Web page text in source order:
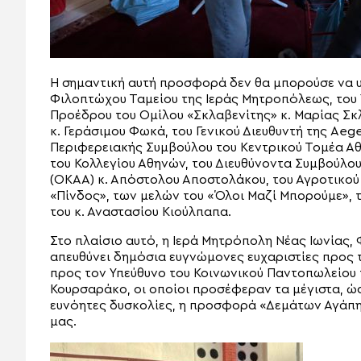
Η σημαντική αυτή προσφορά δεν θα μπορούσε να
Φιλοπτώχου Ταμείου της Ιεράς Μητροπόλεως,
Προέδρου του Ομίλου «Σκλαβενίτης» κ. Μαρίας
κ. Γεράσιμου Φωκά, του Γενικού Διευθυντή της
Περιφερειακής Συμβούλου του Κεντρικού Τομέα
του Κολλεγίου Αθηνών, του Διευθύνοντα
(ΟΚΑΑ) κ. Απόστολου Αποστολάκου, του
«Πίνδος», των μελών του «Όλοι Μαζί Μπορούμε»,
του κ. Αναστασίου Κιούλπαπα.
Στο πλαίσιο αυτό, η Ιερά Μητρόπολη Νέας
απευθύνει δημόσια ευγνώμονες ευχαριστίες
προς τον Υπεύθυνο του Κοινωνικού
Κουρσαράκο, οι οποίοι προσέφεραν τα μέγιστα,
ευνόητες δυσκολίες, η προσφορά «Δεμάτων
μας.